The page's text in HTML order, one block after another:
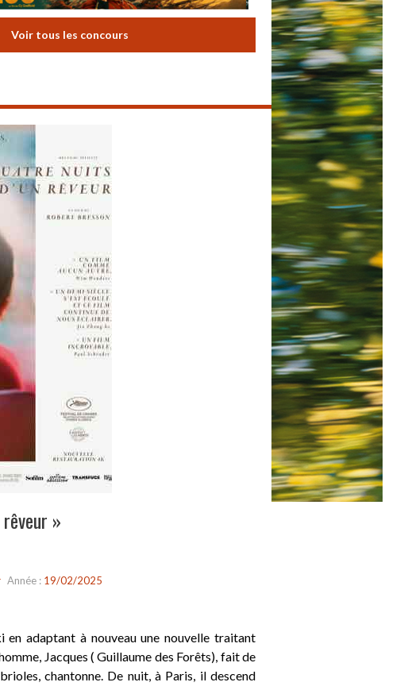
Voir tous les concours
»
Année : 19/02/2025
en adaptant à nouveau une nouvelle traitant
Jacques ( Guillaume des Forêts), fait de
chantonne. De nuit, à Paris, il descend